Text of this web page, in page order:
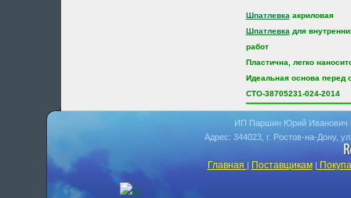
Шпатлевка акриловая
Шпатлевка для
работ
Пластична, легко
Идеальная основа перед
СТО-38705231-024-2014
ИП Паршин Юрий Иванович
Адрес: 344023, г. Ростов-на-Дону,
Главная | Поставщикам|